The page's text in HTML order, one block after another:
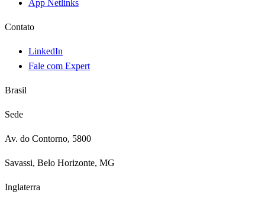
App Netlinks
Contato
LinkedIn
Fale com Expert
Brasil
Sede
Av. do Contorno, 5800
Savassi, Belo Horizonte, MG
Inglaterra